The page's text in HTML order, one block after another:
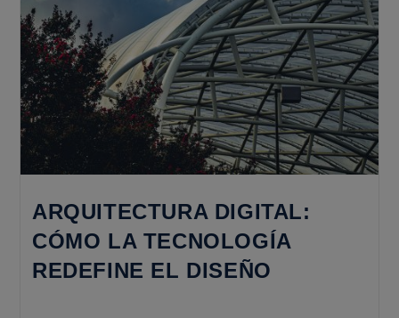
ARQUITECTURA DIGITAL:
CÓMO LA TECNOLOGÍA
REDEFINE EL DISEÑO